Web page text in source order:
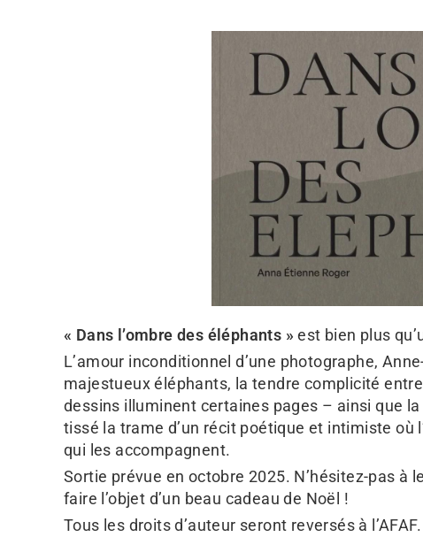
« Dans l’ombre des éléphants »est bien plus
L’amour inconditionnel d’une photographe,
majestueux éléphants, la tendre complicité
dessins illuminent certaines pages – ainsi que
tissé la trame d’un récit poétique et intimiste
qui les accompagnent.
Sortie prévue en octobre 2025. N’hésitez-pas à
faire l’objet d’un beau cadeau de Noël !
Tous les droits d’auteur seront reversés à l’AFAF.